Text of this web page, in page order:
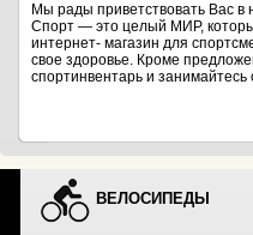
Мы рады приветствовать Вас
Спорт — это целый МИР,
интернет- магазин для
свое здоровье. Кроме
спортинвентарь и
ВЕЛОСИПЕДЫ